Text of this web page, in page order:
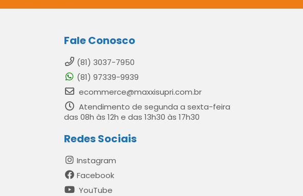
Fale Conosco
(81) 3037-7950
(81) 97339-9939
ecommerce@maxxisupri.com.br
Atendimento de segunda a sexta-feira
das 08h às 12h e das 13h30 às 17h30
Redes Sociais
Instagram
Facebook
YouTube